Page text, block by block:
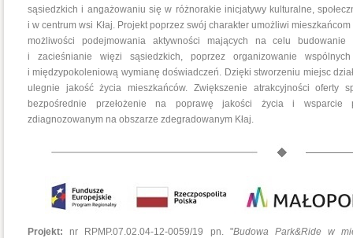
sąsiedzkich i angażowaniu się w różnorakie inicjatywy kulturalne,
i w centrum wsi Kłaj. Projekt poprzez swój charakter umożliwi
możliwości podejmowania aktywności mających na celu
i zacieśnianie więzi sąsiedzkich, poprzez organizowanie
i międzypokoleniową wymianę doświadczeń. Dzięki stworzeniu miejsc
ulegnie jakość życia mieszkańców. Zwiększenie atrakcyjności oferty
bezpośrednie przełożenie na poprawę jakości życia i wsparcie
zdiagnozowanym na obszarze zdegradowanym Kłaj.
Projekt: nr RPMP.07.02.04-12-0059/19 pn. "Budowa Park&Ride w